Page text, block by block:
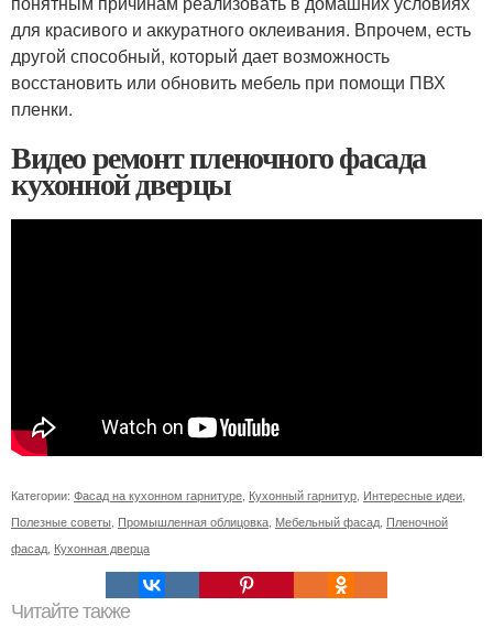
для красивого и аккуратного оклеивания. Впрочем, есть
другой способный, который дает возможность
восстановить или обновить мебель при помощи ПВХ
пленки.
Видео ремонт пленочного фасада
кухонной дверцы
Категории: Фасад на кухонном гарнитуре, Кухонный гарнитур, Интересные идеи,
Полезные советы, Промышленная облицовка, Мебельный фасад, Пленочной
фасад, Кухонная дверца
Читайте также